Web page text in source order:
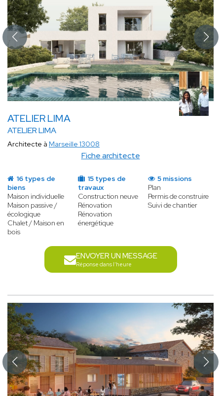
ATELIER LIMA
ATELIER LIMA
Fiche architecte
Architecte à Marseille 13008
16 types de
biens
Maison individuelle
Maison passive /
écologique
Chalet / Maison en
bois
15 types de
travaux
Construction neuve
Rénovation
Rénovation
énergétique
5 missions
Plan
Permis de construire
Suivi de chantier
ENVOYER UN MESSAGE
Réponse dans l'heure